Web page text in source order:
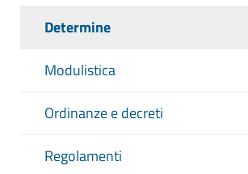
Determine
Modulistica
Ordinanze e decreti
Regolamenti